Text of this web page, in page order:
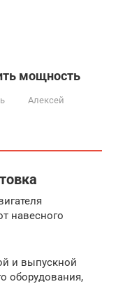
мощность
Алексей
навесного
и выпускной
оборудования,